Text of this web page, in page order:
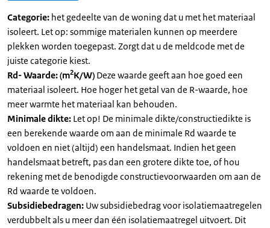
Categorie: het gedeelte van de woning dat u met het materiaal
isoleert. Let op: sommige materialen kunnen op meerdere
plekken worden toegepast. Zorgt dat u de meldcode met de
juiste categorie kiest.
Rd- Waarde: (m2K/W) Deze waarde geeft aan hoe goed een
materiaal isoleert. Hoe hoger het getal van de R-waarde, hoe
meer warmte het materiaal kan behouden.
Minimale dikte: Let op! De minimale dikte/constructiedikte is
een berekende waarde om aan de minimale Rd waarde te
voldoen en niet (altijd) een handelsmaat. Indien het geen
handelsmaat betreft, pas dan een grotere dikte toe, of hou
rekening met de benodigde constructievoorwaarden om aan de
Rd waarde te voldoen.
Subsidiebedragen: Uw subsidiebedrag voor isolatiemaatregelen
verdubbelt als u meer dan één isolatiemaatregel uitvoert. Dit